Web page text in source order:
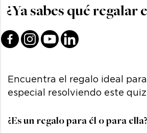
¿Ya sabes qué regalar
Encuentra el regalo ideal
especial resolviendo este
¿Es un regalo para él o para ella?